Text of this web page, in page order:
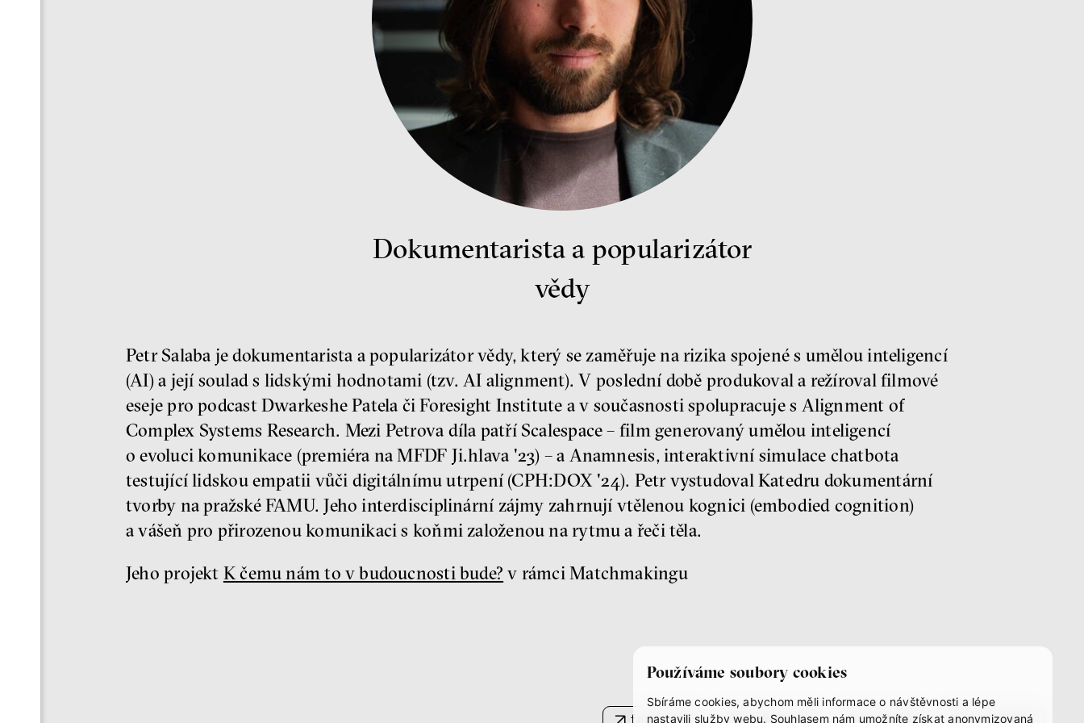
Používáme soubory cookies
Sbíráme cookies, abychom měli informace o návštěvnosti a lépe
nastavili služby webu. Souhlasem nám umožníte získat anonymizovaná
Dokumentarista a popularizátor
vědy
Petr Salaba je dokumentarista a popularizátor vědy, který se zaměřuje na rizika spojené s umělou inteligencí
(AI) a její soulad s lidskými hodnotami (tzv. AI alignment). V poslední době produkoval a režíroval filmové
eseje pro podcast Dwarkeshe Patela či Foresight Institute a v současnosti spolupracuje s Alignment of
Complex Systems Research. Mezi Petrova díla patří Scalespace – film generovaný umělou inteligencí
o evoluci komunikace (premiéra na MFDF Ji.hlava '23) – a Anamnesis, interaktivní simulace chatbota
testující lidskou empatii vůči digitálnímu utrpení (CPH:DOX '24). Petr vystudoval Katedru dokumentární
tvorby na pražské FAMU. Jeho interdisciplinární zájmy zahrnují vtělenou kognici (embodied cognition)
a vášeň pro přirozenou komunikaci s koňmi založenou na rytmu a řeči těla.
Jeho projekt K čemu nám to v budoucnosti bude? v rámci Matchmakingu
facebook instagram youtube mastodon